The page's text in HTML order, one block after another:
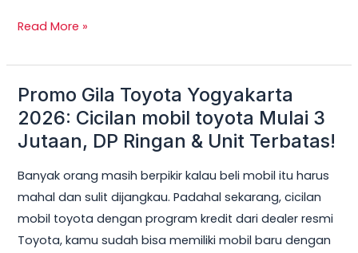
+
2026!
Read More »
Promo Gila Toyota Yogyakarta
2026: Cicilan mobil toyota Mulai 3
Jutaan, DP Ringan & Unit Terbatas!
Banyak orang masih berpikir kalau beli mobil itu harus
mahal dan sulit dijangkau. Padahal sekarang, cicilan
mobil toyota dengan program kredit dari dealer resmi
Toyota, kamu sudah bisa memiliki mobil baru dengan
Promo
Gila
Toyota
2026:
Cicilan
mobil
toyota